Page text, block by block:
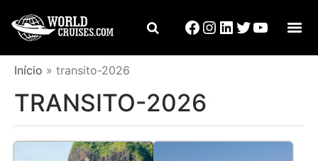
Início » transito-2026
TRANSITO-2026